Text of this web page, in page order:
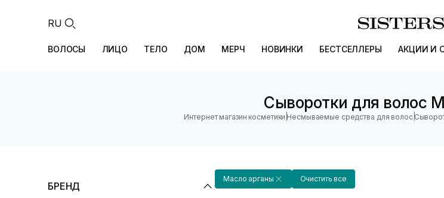
RU
ВОЛОСЫ ЛИЦО ТЕЛО ДОМ МЕРЧ НОВИНКИ БЕСТСЕЛЛЕРЫ АКЦИИ И
Сыворотки для волос
Интернет магазин косметики |Несмываемые средства для волос|
БРЕНД
Масло арганы Очистить все